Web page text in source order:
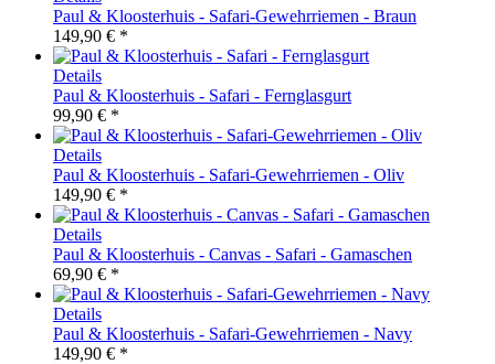
Paul & Kloosterhuis - Safari-Gewehrriemen - Braun
149,90 € *
Details
Paul & Kloosterhuis - Safari - Fernglasgurt
99,90 € *
Details
Paul & Kloosterhuis - Safari-Gewehrriemen - Oliv
149,90 € *
Details
Paul & Kloosterhuis - Canvas - Safari - Gamaschen
69,90 € *
Details
Paul & Kloosterhuis - Safari-Gewehrriemen - Navy
149,90 € *